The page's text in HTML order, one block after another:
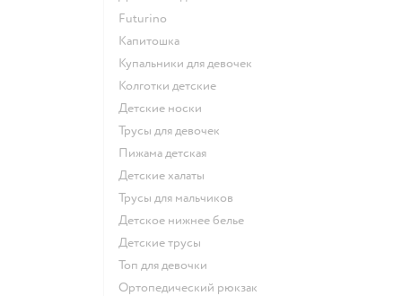
Futurino
Капитошка
Купальники для девочек
Колготки детские
Детские носки
Трусы для девочек
Пижама детская
Детские халаты
Трусы для мальчиков
Детское нижнее белье
Детские трусы
Топ для девочки
Ортопедический рюкзак